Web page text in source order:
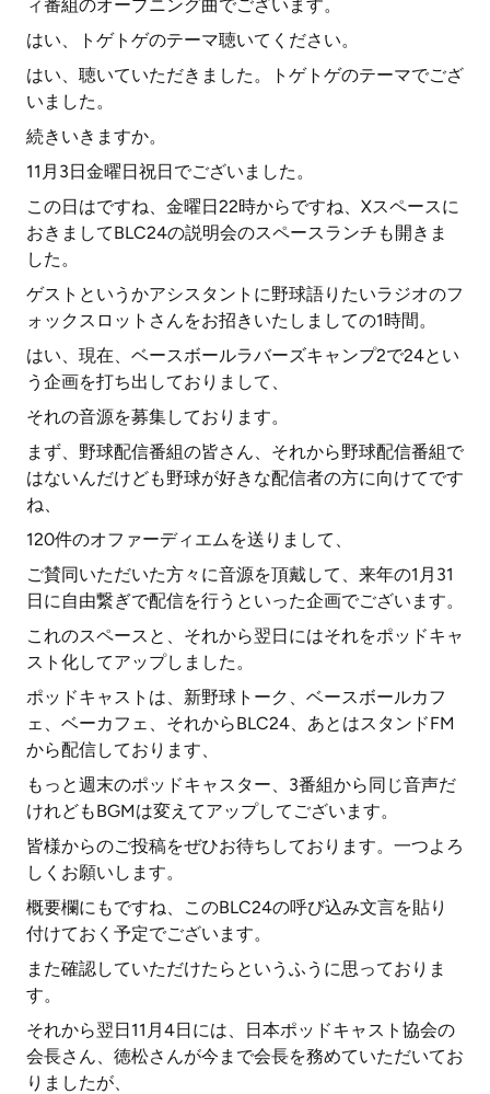
ィ番組のオープニング曲でございます。
はい、トゲトゲのテーマ聴いてください。
はい、聴いていただきました。トゲトゲのテーマでござ
いました。
続きいきますか。
11月3日金曜日祝日でございました。
この日はですね、金曜日22時からですね、Xスペースに
おきましてBLC24の説明会のスペースランチも開きま
した。
ゲストというかアシスタントに野球語りたいラジオのフ
ォックスロットさんをお招きいたしましての1時間。
はい、現在、ベースボールラバーズキャンプ2で24とい
う企画を打ち出しておりまして、
それの音源を募集しております。
まず、野球配信番組の皆さん、それから野球配信番組で
はないんだけども野球が好きな配信者の方に向けてです
ね、
120件のオファーディエムを送りまして、
ご賛同いただいた方々に音源を頂戴して、来年の1月31
日に自由繋ぎで配信を行うといった企画でございます。
これのスペースと、それから翌日にはそれをポッドキャ
スト化してアップしました。
ポッドキャストは、新野球トーク、ベースボールカフ
ェ、ベーカフェ、それからBLC24、あとはスタンドFM
から配信しております、
もっと週末のポッドキャスター、3番組から同じ音声だ
けれどもBGMは変えてアップしてございます。
皆様からのご投稿をぜひお待ちしております。一つよろ
しくお願いします。
概要欄にもですね、このBLC24の呼び込み文言を貼り
付けておく予定でございます。
また確認していただけたらというふうに思っておりま
す。
それから翌日11月4日には、日本ポッドキャスト協会の
会長さん、徳松さんが今まで会長を務めていただいてお
りましたが、